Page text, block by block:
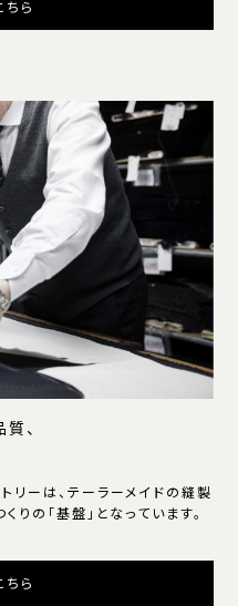
ちら
、
リーは、テーラーメイドの縫製
りの「基盤」となっています。
ちら